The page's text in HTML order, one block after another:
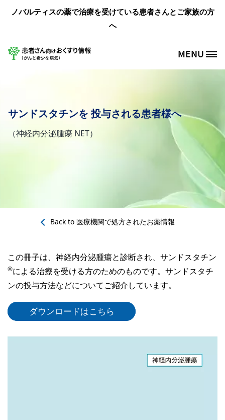
メインコンテンツに移動
ノバルティスの薬で治療を受けている患者さんとご家族の方
へ
Site Logo MENU
サンドスタチンを 投与される患者様へ
（神経内分泌腫瘍 NET）
Back to 医療機関で処方されたお薬情報
この冊子は、神経内分泌腫瘍と診断され、サンドスタチン
®による治療を受ける方のためのものです。サンドスタチ
ンの投与方法などについてご紹介しています。
ダウンロードはこちら